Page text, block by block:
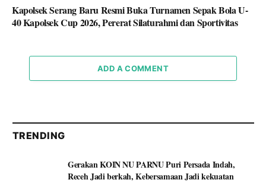
Kapolsek Serang Baru Resmi Buka Turnamen Sepak Bola U-
40 Kapolsek Cup 2026, Pererat Silaturahmi dan Sportivitas
ADD A COMMENT
TRENDING
Gerakan KOIN NU PARNU Puri Persada Indah,
Receh Jadi berkah, Kebersamaan Jadi kekuatan